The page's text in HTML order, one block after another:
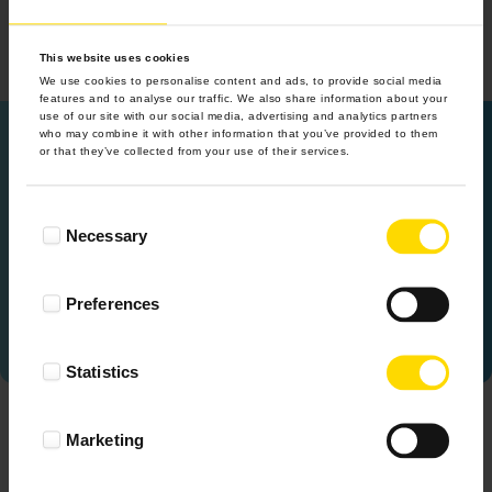
This website uses cookies
We use cookies to personalise content and ads, to provide social media
features and to analyse our traffic. We also share information about your
use of our site with our social media, advertising and analytics partners
who may combine it with other information that you’ve provided to them
or that they’ve collected from your use of their services.
SelectionNecessary
Preferences
Statistics
Marketing
Twoje fotoprezenty zawsze pod ręką!
Udostępnij znajomym: